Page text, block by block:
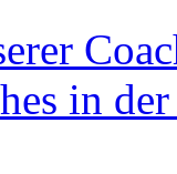
in der